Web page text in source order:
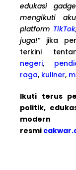
edukasi
mengikuti
platform TikTok
juga!” jika
terkini
negeri,
raga, kuliner,
Ikuti terus
politik,
modern
resmi